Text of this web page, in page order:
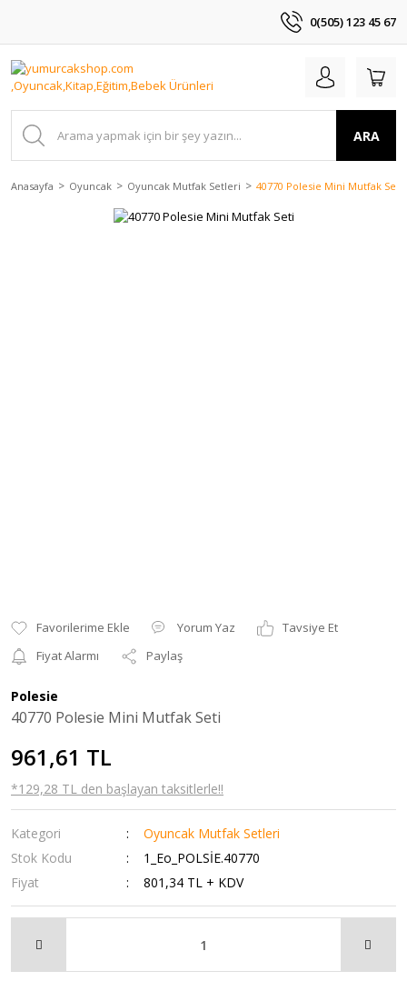
0(505) 123 45 67
ARA
Anasayfa Oyuncak Oyuncak Mutfak Setleri 40770 Polesie Mini Mutfak Seti
Yorum Yaz
Tavsiye Et
Fiyat Alarmı
Paylaş
Polesie
40770 Polesie Mini Mutfak Seti
961,61 TL
*129,28 TL den başlayan taksitlerle!!
Kategori
Oyuncak Mutfak Setleri
Stok Kodu
1_Eo_POLSİE.40770
Fiyat
801,34 TL + KDV